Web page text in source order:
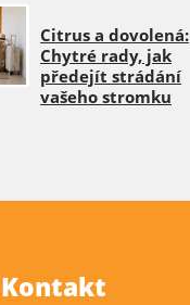
Citrus a dovolená:
Chytré rady, jak
předejít strádání
vašeho stromku
Kontakt